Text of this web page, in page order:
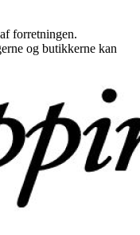
forretningen.
og butikkerne kan